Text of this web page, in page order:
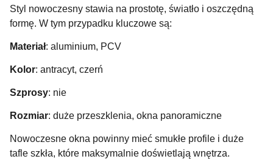
Styl nowoczesny stawia na prostotę, światło i oszczędną
formę. W tym przypadku kluczowe są:
Materiał: aluminium, PCV
Kolor: antracyt, czerń
Szprosy: nie
Rozmiar: duże przeszklenia, okna panoramiczne
Nowoczesne okna powinny mieć smukłe profile i duże
tafle szkła, które maksymalnie doświetlają wnętrza.